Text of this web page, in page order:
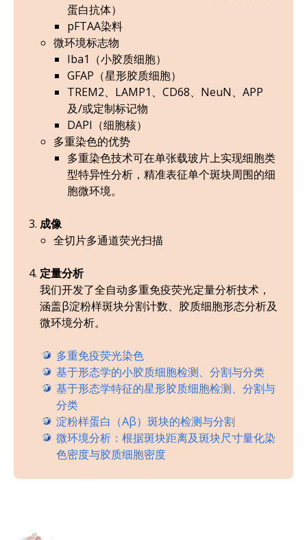
蛋白抗体）
pFTAA染料
微环境标志物
Iba1（小胶质细胞）
GFAP（星形胶质细胞）
TREM2、LAMP1、CD68、NeuN、APP
及/或定制标记物
DAPI（细胞核）
多重染色的优势
多重染色技术可在单张载玻片上实现细胞类
型特异性分析，精准表征单个斑块周围的细
胞微环境。
成像
全切片多通道荧光扫描
定量分析
我们开发了全自动多重免疫荧光定量分析技术，
涵盖β淀粉样斑块分割计数、胶质细胞形态分析及
微环境分析。
多重免疫荧光染色
基于形态学的小胶质细胞检测、分割与分类
基于形态学特征的星形胶质细胞检测、分割与
分类
淀粉样蛋白（Aβ）斑块的检测与分割
微环境分析：根据斑块距离及斑块尺寸量化染
色密度与胶质细胞密度